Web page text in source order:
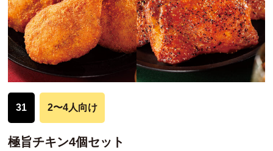
31 2〜4人向け
極旨チキン4個セット